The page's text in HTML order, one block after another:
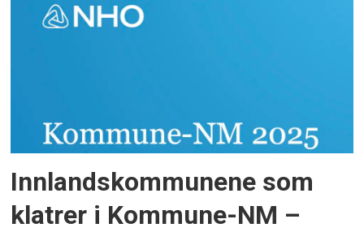
Innlandskommunene som
klatrer i Kommune-NM –